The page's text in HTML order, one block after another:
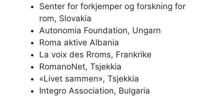
Senter for forkjemper og forskning for
rom, Slovakia
Autonomia Foundation, Ungarn
Roma aktive Albania
La voix des Rroms, Frankrike
RomanoNet, Tsjekkia
«Livet sammen», Tsjekkia
Integro Association, Bulgaria